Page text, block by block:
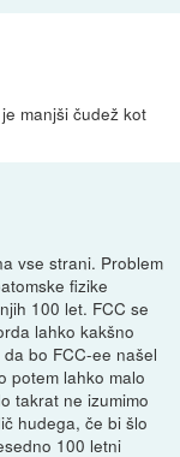
manjši čudež kot
vse strani. Problem
fizike
100 let. FCC se
lahko kakšno
bo FCC-ee našel
potem lahko malo
takrat ne izumimo
hudega, če bi šlo
100 letni